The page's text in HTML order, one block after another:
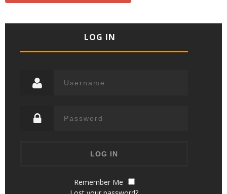
LOG IN
Remember Me